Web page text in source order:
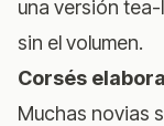
una versión
sin el volumen.
Corsés
Muchas novias